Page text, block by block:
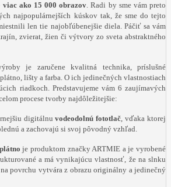
viac ako 15 000 obrazov. Radi by sme vám preto
najpopulárnejších kúskov tak, že sme do tejto
len tie najobľúbenejšie diela. Páčiť sa vám
zvierat, žien či výtvory zo sveta abstraktného
je zaručene kvalitná technika, príslušné
lišty a farba. O ich jedinečných vlastnostiach
riadkoch. Predstavujeme vám 6 zaujímavých
procese tvorby najdôležitejšie:
digitálnuvodeodolnú fototlač, vďaka ktorej
a zachovajú si svoj pôvodný vzhľad.
je produktom značky ARTMIE a je vyrobené
a má vynikajúcu vlastnosť, že na slnku
povrchu vytvára z obrazu originálny a jedinečný